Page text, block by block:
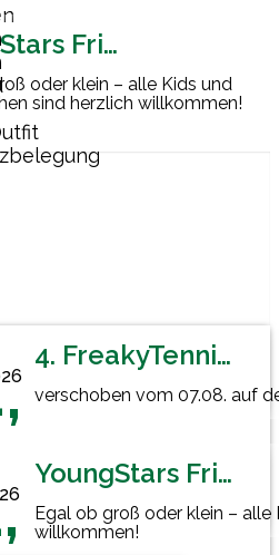
Deutschen
der Herren
Ab[…] YoungStars Friday
oder klein – alle Kids und
sind herzlich willkommen!
4. FreakyTennisFriday
verschoben vom 07.08. auf
YoungStars Friday
Egal ob groß oder klein –
willkommen!